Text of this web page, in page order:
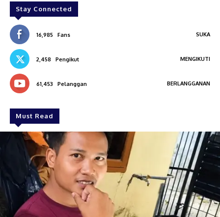
Stay Connected
16,985 Fans SUKA
2,458 Pengikut MENGIKUTI
61,453 Pelanggan BERLANGGANAN
Must Read